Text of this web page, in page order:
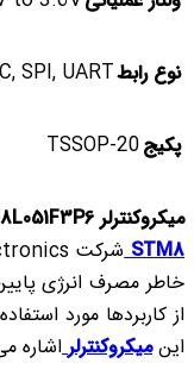
نوع رابطSPI, UART
پکیجTSSOP-20
میکروکنترلر STM8L051F3P6
STM8
خاطر مصرف انرژی
از کاربردها مورد
اینمیکروکنترلر اشاره